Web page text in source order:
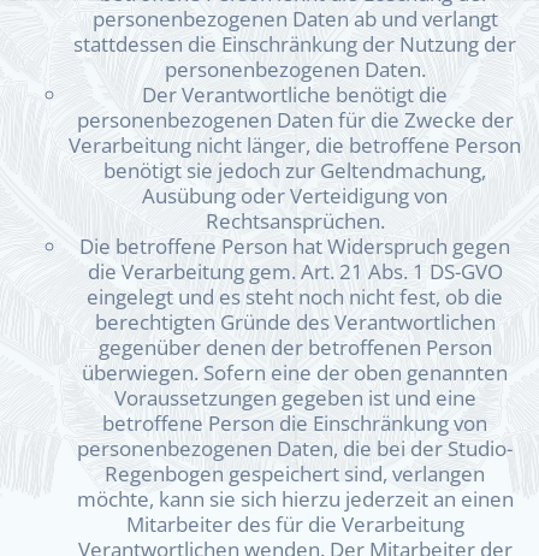
personenbezogenen Daten ab und verlangt
stattdessen die Einschränkung der Nutzung der
personenbezogenen Daten.
Der Verantwortliche benötigt die
personenbezogenen Daten für die Zwecke der
Verarbeitung nicht länger, die betroffene Person
benötigt sie jedoch zur Geltendmachung,
Ausübung oder Verteidigung von
Rechtsansprüchen.
Die betroffene Person hat Widerspruch gegen
die Verarbeitung gem. Art. 21 Abs. 1 DS-GVO
eingelegt und es steht noch nicht fest, ob die
berechtigten Gründe des Verantwortlichen
gegenüber denen der betroffenen Person
überwiegen. Sofern eine der oben genannten
Voraussetzungen gegeben ist und eine
betroffene Person die Einschränkung von
personenbezogenen Daten, die bei der Studio-
Regenbogen gespeichert sind, verlangen
möchte, kann sie sich hierzu jederzeit an einen
Mitarbeiter des für die Verarbeitung
Verantwortlichen wenden. Der Mitarbeiter der